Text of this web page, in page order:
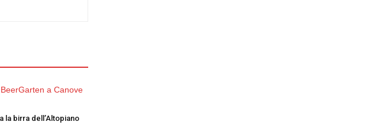
la birra dell’Altopiano